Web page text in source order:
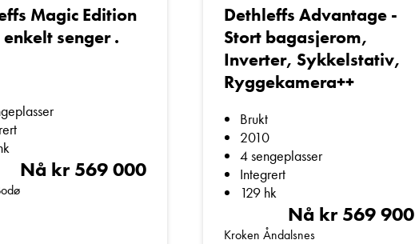
E-post
Magic Edition
senger .
Nå kr 569 000
Dethleffs Advantage -
Stort bagasjerom,
Inverter, Sykkelstativ,
Ryggekamera++
Brukt
2010
4 sengeplasser
Integrert
129 hk
Nå kr 569 900
Kroken Åndalsnes